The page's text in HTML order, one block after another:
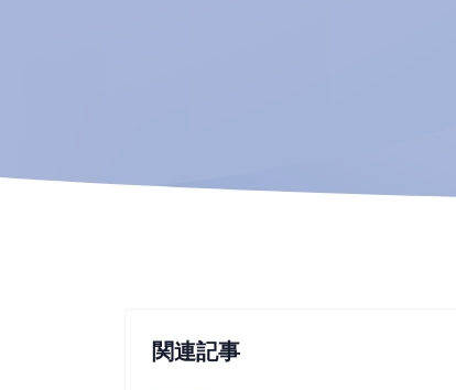
関連記事